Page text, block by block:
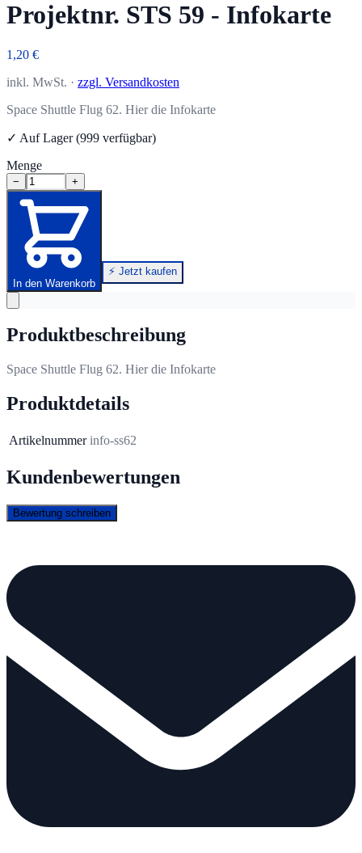
Projektnr. STS 59 - Infokarte
1,20 €
inkl. MwSt. · zzgl. Versandkosten
Space Shuttle Flug 62. Hier die Infokarte
✓ Auf Lager (999 verfügbar)
Menge
− +
In den Warenkorb
⚡ Jetzt kaufen
Produktbeschreibung
Space Shuttle Flug 62. Hier die Infokarte
Produktdetails
Artikelnummer info-ss62
Kundenbewertungen
Bewertung schreiben